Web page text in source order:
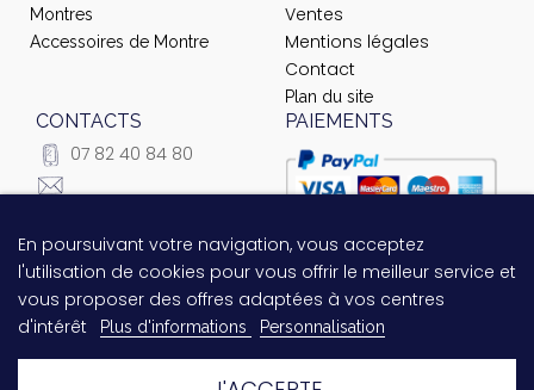
Montres
Accessoires de Montre
Ventes
Mentions légales
Contact
Plan du site
CONTACTS
07 82 40 84 80
104 Rue du Temple -
75003 Paris
PAIEMENTS
Questions relatives au
En poursuivant votre navigation, vous acceptez
l'utilisation de cookies pour vous offrir le meilleur service et
vous proposer des offres adaptées à vos centres
d'intérêt
Plus d'informations Personnalisation